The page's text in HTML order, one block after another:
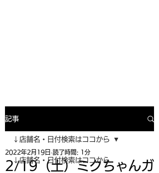
記事
↓店舗名・日付検索はココから
↓店舗名・日付検索はココから
2/19（土）ミクちゃんガ
2022年2月19日 読了時間: 1分